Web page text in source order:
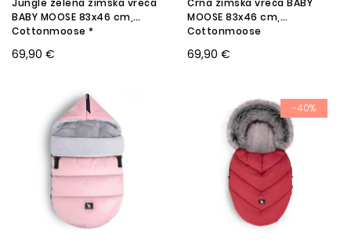
Jungle zelena zimska vreča
BABY MOOSE 83x46 cm,
Cottonmoose *
69,90 €
Črna zimska vreča BABY
MOOSE 83x46 cm,
Cottonmoose
69,90 €
-40%